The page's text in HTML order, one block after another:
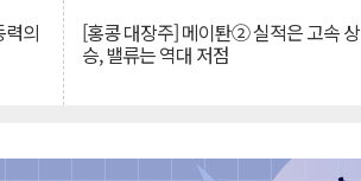
의 [홍콩 대장주] 메이퇀② 실적은 고속 상
승, 밸류는 역대 저점